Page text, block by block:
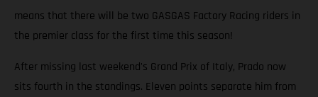
means that there will be two GASGAS Factory Racing riders in
the premier class for the first time this season!
After missing last weekend's Grand Prix of Italy, Prado now
sits fourth in the standings. Eleven points separate him from